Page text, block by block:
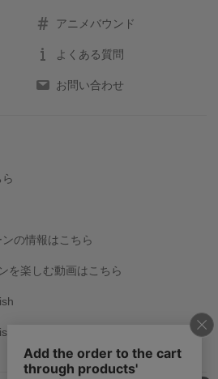
アニメバウンド
よくある質問
お問い合わせ
の情報はこちら
を楽しむ動画はこちら